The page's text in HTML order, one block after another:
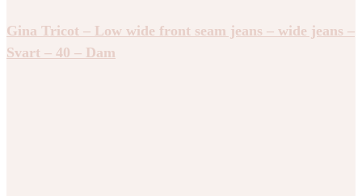
Gina Tricot – Low wide front seam jeans – wide jeans –
Svart – 40 – Dam